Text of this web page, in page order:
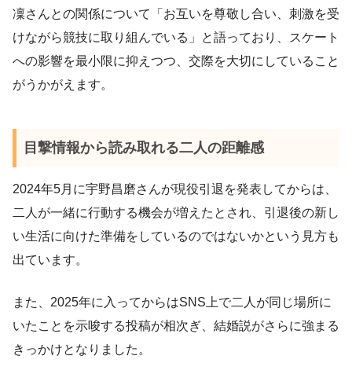
凜さんとの関係について「お互いを尊敬し合い、刺激を受
けながら競技に取り組んでいる」と語っており、スケート
への影響を最小限に抑えつつ、交際を大切にしていること
がうかがえます。
目撃情報から読み取れる二人の距離感
2024年5月に宇野昌磨さんが現役引退を発表してからは、
二人が一緒に行動する機会が増えたとされ、引退後の新し
い生活に向けた準備をしているのではないかという見方も
出ています。
また、2025年に入ってからはSNS上で二人が同じ場所に
いたことを示唆する投稿が相次ぎ、結婚説がさらに強まる
きっかけとなりました。